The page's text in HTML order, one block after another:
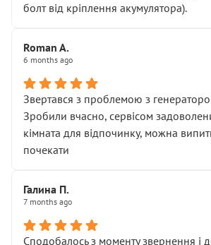
болт від кріплення акумулятора).
Roman A.
6 months ago
Звертався з проблемою з
Зробили вчасно, сервісом
кімната для відпочинку, можна
почекати
Галина П.
7 months ago
Сподобалось з моменту звернення і